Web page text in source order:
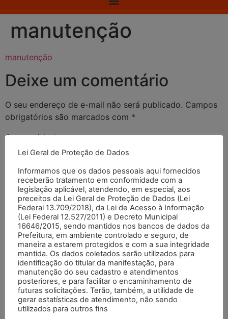
manutenção
manutenção
Deixe um comentário
O seu endereço de e-mail não será publicado. Campos
obrigatórios são marcados com *
Comentário*
Nome*
E-mail*
Lei Geral de Proteção de Dados
Informamos que os dados pessoais aqui fornecidos
receberão tratamento em conformidade com a
legislação aplicável, atendendo, em especial, aos
preceitos da Lei Geral de Proteção de Dados (Lei
Federal 13.709/2018), da Lei de Acesso à Informação
(Lei Federal 12.527/2011) e Decreto Municipal
16646/2015, sendo mantidos nos bancos de dados da
Prefeitura, em ambiente controlado e seguro, de
maneira a estarem protegidos e com a sua integridade
mantida. Os dados coletados serão utilizados para
identificação do titular da manifestação, para
manutenção do seu cadastro e atendimentos
posteriores, e para facilitar o encaminhamento de
futuras solicitações. Terão, também, a utilidade de
gerar estatísticas de atendimento, não sendo
utilizados para outros fins